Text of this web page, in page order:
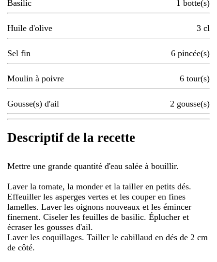
Basilic 1 botte(s)
Huile d'olive 3 cl
Sel fin 6 pincée(s)
Moulin à poivre 6 tour(s)
Gousse(s) d'ail 2 gousse(s)
Descriptif de la recette
Mettre une grande quantité d'eau salée à bouillir.
Laver la tomate, la monder et la tailler en petits dés.
Effeuiller les asperges vertes et les couper en fines
lamelles. Laver les oignons nouveaux et les émincer
finement. Ciseler les feuilles de basilic. Éplucher et
écraser les gousses d'ail.
Laver les coquillages. Tailler le cabillaud en dés de 2 cm
de côté.